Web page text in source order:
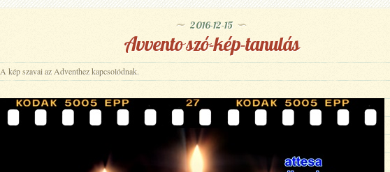
2016-12-15
Avvento szó-kép-tanulás
A kép szavai az Adventhez kapcsolódnak.